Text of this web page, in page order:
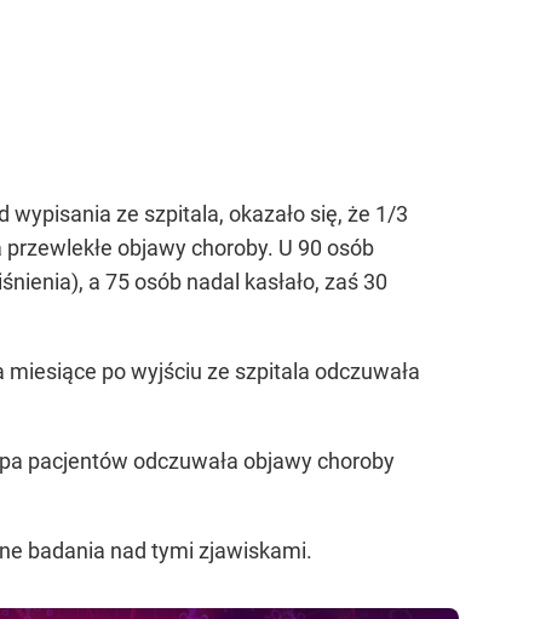
ze szpitala, okazało się, że 1/3
objawy choroby. U 90 osób
a 75 osób nadal kasłało, zaś 30
po wyjściu ze szpitala odczuwała
pacjentów odczuwała objawy choroby
badania nad tymi zjawiskami.